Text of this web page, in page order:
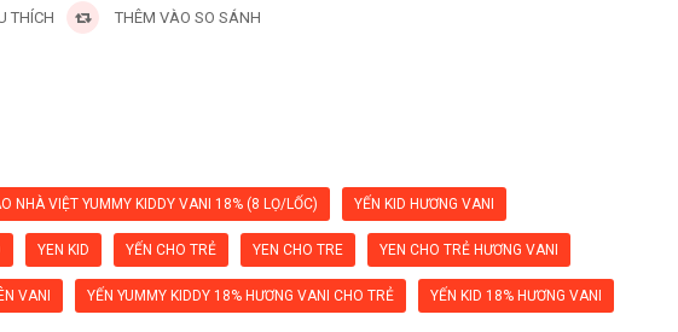
THÍCH THÊM VÀO SO SÁNH
NHÀ VIỆT YUMMY KIDDY VANI 18% (8 LỌ/LỐC) YẾN KID HƯƠNG VANI
YEN KID YẾN CHO TRẺ YEN CHO TRE YEN CHO TRẺ HƯƠNG VANI
VANI YẾN YUMMY KIDDY 18% HƯƠNG VANI CHO TRẺ YẾN KID 18% HƯƠNG VANI